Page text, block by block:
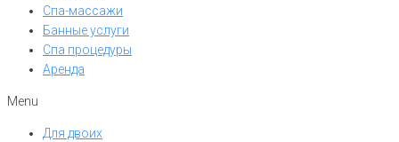
Спа-массажи
Банные услуги
Спа процедуры
Аренда
Menu
Для двоих